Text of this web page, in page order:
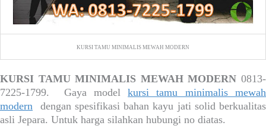
KURSI TAMU MINIMALIS MEWAH MODERN
KURSI TAMU MINIMALIS MEWAH MODERN 0813-
7225-1799. Gaya modelkursi tamu minimalis mewah
modern dengan spesifikasi bahan kayu jati solid berkualitas
asli Jepara. Untuk harga silahkan hubungi no diatas.